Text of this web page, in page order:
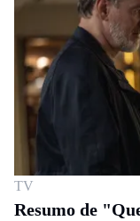
TV
Resumo de